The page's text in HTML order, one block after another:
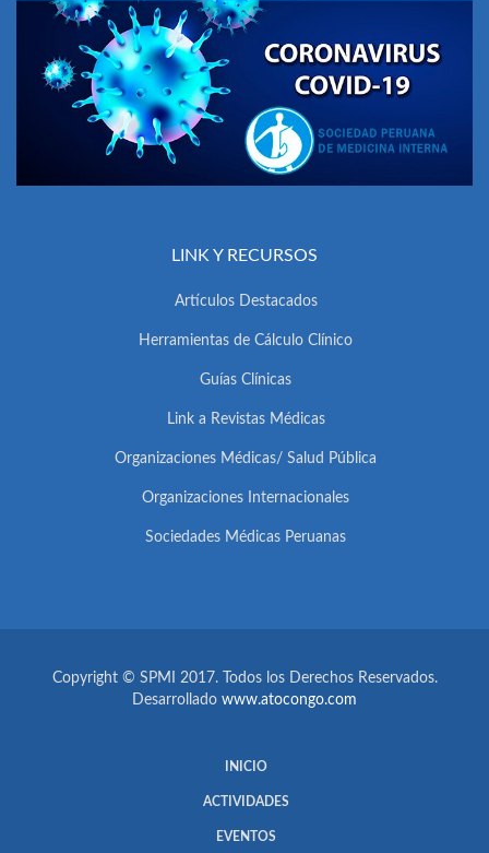
LINK Y RECURSOS
Artículos Destacados
Herramientas de Cálculo Clínico
Guías Clínicas
Link a Revistas Médicas
Organizaciones Médicas/ Salud Pública
Organizaciones Internacionales
Sociedades Médicas Peruanas
Copyright © SPMI 2017. Todos los Derechos Reservados.
Desarrollado www.atocongo.com
INICIO
ACTIVIDADES
EVENTOS